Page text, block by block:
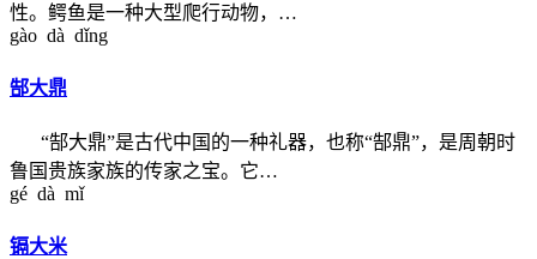
性。鳄鱼是一种大型爬行动物，…
gào dà dǐng
郜大鼎
“郜大鼎”是古代中国的一种礼器，也称“郜鼎”，是周朝时
鲁国贵族家族的传家之宝。它…
gé dà mǐ
镉大米